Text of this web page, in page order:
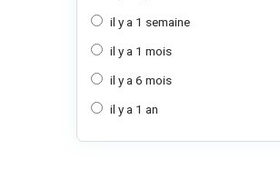
il y a 1 semaine
il y a 1 mois
il y a 6 mois
il y a 1 an